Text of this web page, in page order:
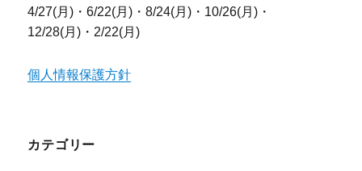
4/27(月)・6/22(月)・8/24(月)・10/26(月)・
12/28(月)・2/22(月)
個人情報保護方針
カテゴリー